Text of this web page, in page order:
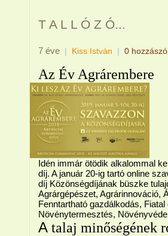
T A L L Ó Z Ó...
7 éve | Kiss István | 0
Az Év Agrárembere
Idén immár ötödik alkalommal
díj. A január 20-ig tartó online
díj Közönségdíjának büszke
Agrárgépészet, Agrárinnováció,
Fenntartható gazdálkodás,
Növénytermesztés,
A talaj minőségének